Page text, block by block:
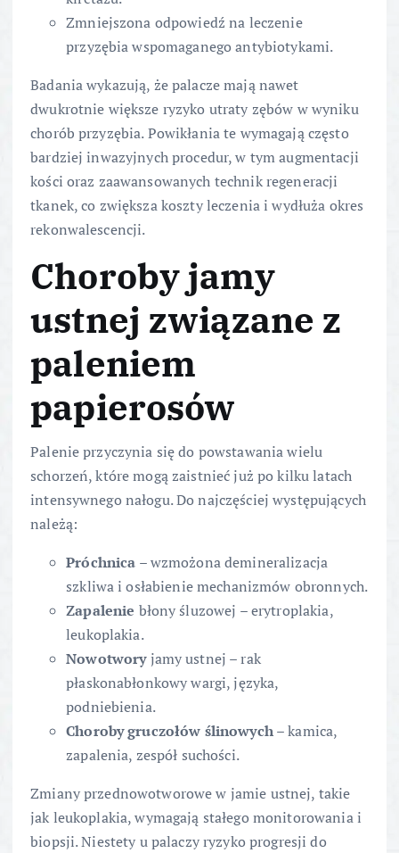
Zmniejszona odpowiedź na leczenie
przyzębia wspomaganego antybiotykami.
Badania wykazują, że palacze mają nawet
dwukrotnie większe ryzyko utraty zębów w wyniku
chorób przyzębia. Powikłania te wymagają często
bardziej inwazyjnych procedur, w tym augmentacji
kości oraz zaawansowanych technik regeneracji
tkanek, co zwiększa koszty leczenia i wydłuża okres
rekonwalescencji.
Choroby jamy
ustnej związane z
paleniem
papierosów
Palenie przyczynia się do powstawania wielu
schorzeń, które mogą zaistnieć już po kilku latach
intensywnego nałogu. Do najczęściej występujących
należą:
Próchnica – wzmożona demineralizacja
szkliwa i osłabienie mechanizmów obronnych.
Zapalenie błony śluzowej – erytroplakia,
leukoplakia.
Nowotworyjamy ustnej – rak
płaskonabłonkowy wargi, języka,
podniebienia.
Choroby gruczołów ślinowych– kamica,
zapalenia, zespół suchości.
Zmiany przednowotworowe w jamie ustnej, takie
jak leukoplakia, wymagają stałego monitorowania i
biopsji. Niestety u palaczy ryzyko progresji do